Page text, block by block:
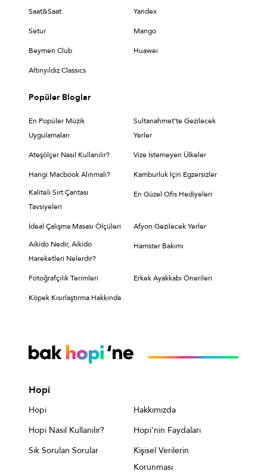
Saat&Saat Yandex
Setur Mango
Beymen Club Huaweı
Altınyıldız Classıcs
Popüler Bloglar
En Popüler Müzik
Uygulamaları
Sultanahmet’te Gezilecek
Yerler
Ateşölçer Nasıl Kullanılır? Vize İstemeyen Ülkeler
Hangi Macbook Alınmalı?
Kamburluk İçin Egzersizler
Kaliteli Sırt Çantası
Tavsiyeleri
En Güzel Ofis Hediyeleri
İdeal Çalışma Masası Ölçüleri
Afyon Gezilecek Yerler
Aikido Nedir, Aikido
Hareketleri Nelerdir?
Hamster Bakımı
Fotoğrafçılık Terimleri Erkek Ayakkabı Önerileri
Köpek Kısırlaştırma Hakkında
Hopi
Hopi
Hakkımızda
Hopi Nasıl Kullanılır?
Hopi'nin Faydaları
Sık Sorulan Sorular
Kişisel Verilerin
Korunması